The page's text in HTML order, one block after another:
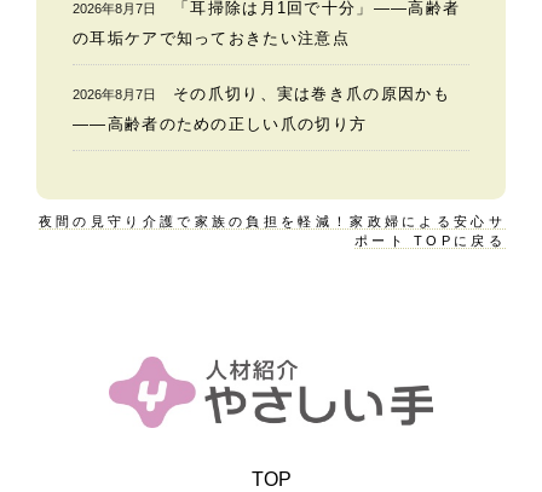
2026年8月7日
「耳掃除は月1回で十分」——高齢者
の耳垢ケアで知っておきたい注意点
2026年8月7日
その爪切り、実は巻き爪の原因かも
——高齢者のための正しい爪の切り方
夜間の見守り介護で家族の負担を軽減！家政婦による安心サ
ポート TOPに戻る
TOP